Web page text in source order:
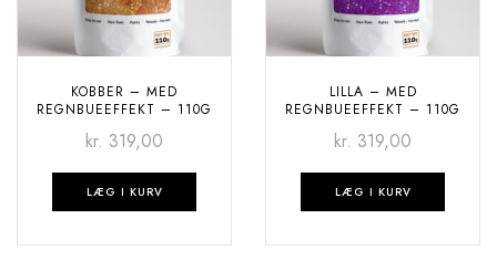
KOBBER – MED
REGNBUEEFFEKT – 110G
kr. 319,00
LÆG I KURV
LILLA – MED
REGNBUEEFFEKT – 110G
kr. 319,00
LÆG I KURV